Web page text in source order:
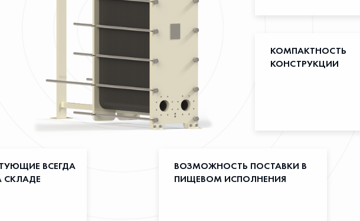
КОМПАКТНОСТЬ
КОНСТРУКЦИИ
ВСЕГДА
СКЛАДЕ
ВОЗМОЖНОСТЬ ПОСТАВКИ В
ПИЩЕВОМ ИСПОЛНЕНИЯ